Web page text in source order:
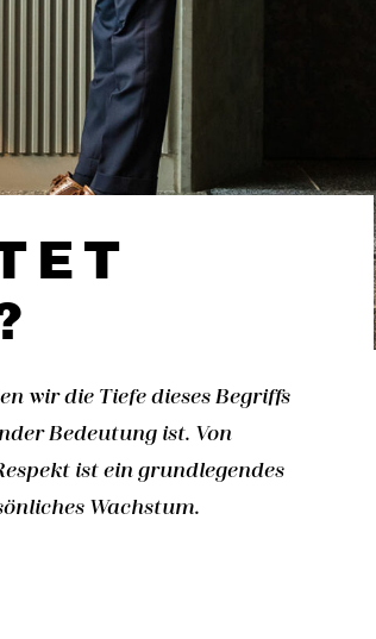
wir die Tiefe dieses Begriffs
Bedeutung ist. Von
ist ein grundlegendes
Wachstum.